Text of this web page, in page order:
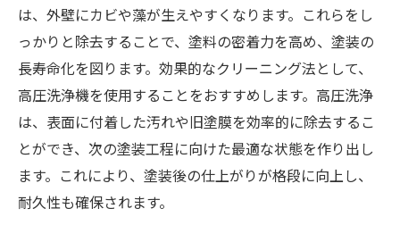
は、外壁にカビや藻が生えやすくなります。これらをし
っかりと除去することで、塗料の密着力を高め、塗装の
長寿命化を図ります。効果的なクリーニング法として、
高圧洗浄機を使用することをおすすめします。高圧洗浄
は、表面に付着した汚れや旧塗膜を効率的に除去するこ
とができ、次の塗装工程に向けた最適な状態を作り出し
ます。これにより、塗装後の仕上がりが格段に向上し、
耐久性も確保されます。